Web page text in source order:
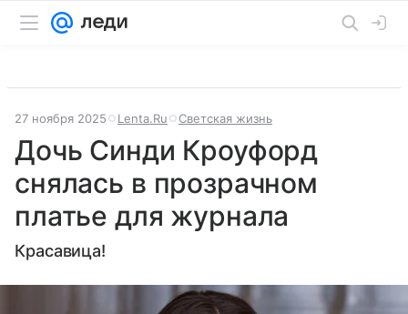
27 ноября 2025 Lenta.Ru Светская жизнь
Дочь Синди Кроуфорд
снялась в прозрачном
платье для журнала
Красавица!